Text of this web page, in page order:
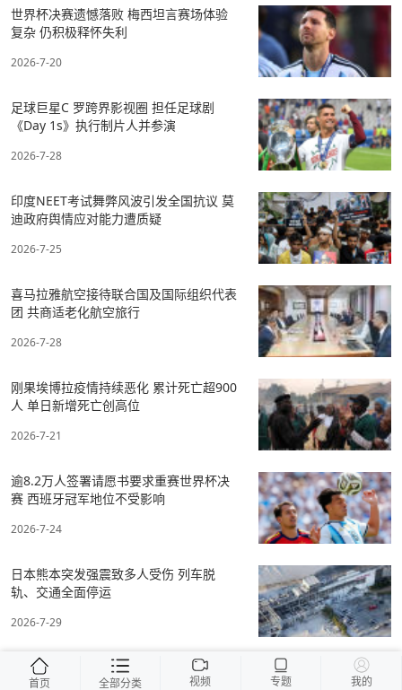
世界杯决赛遗憾落败 梅西坦言赛场体验
复杂 仍积极释怀失利
2026-7-20
足球巨星C 罗跨界影视圈 担任足球剧
《Day 1s》执行制片人并参演
2026-7-28
印度NEET考试舞弊风波引发全国抗议 莫
迪政府舆情应对能力遭质疑
2026-7-25
喜马拉雅航空接待联合国及国际组织代表
团 共商适老化航空旅行
2026-7-28
刚果埃博拉疫情持续恶化 累计死亡超900
人 单日新增死亡创高位
2026-7-21
逾8.2万人签署请愿书要求重赛世界杯决
赛 西班牙冠军地位不受影响
2026-7-24
日本熊本突发强震致多人受伤 列车脱
轨、交通全面停运
2026-7-29
首页 全部分类 视频 专题 我的